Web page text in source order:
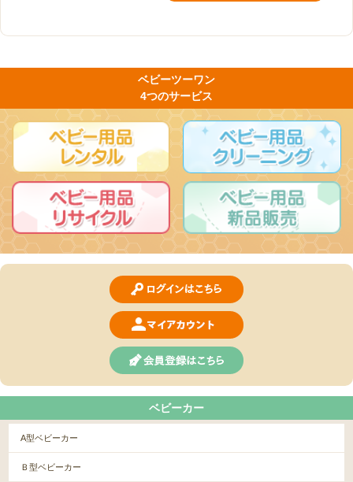
ベビーツーワン
4つのサービス
ベビーカー
A型ベビーカー
Ｂ型ベビーカー